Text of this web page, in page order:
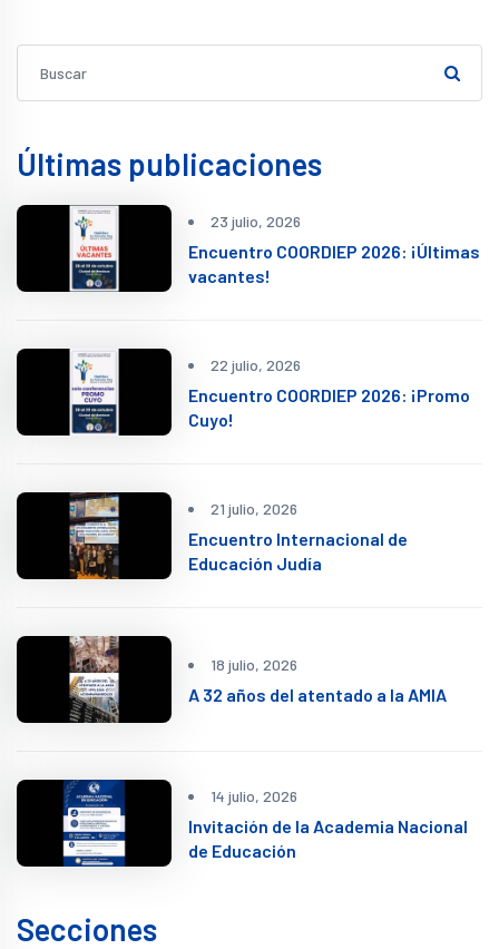
Últimas publicaciones
23 julio, 2026
Encuentro COORDIEP 2026: ¡Últimas
vacantes!
22 julio, 2026
Encuentro COORDIEP 2026: ¡Promo
Cuyo!
21 julio, 2026
Encuentro Internacional de
Educación Judía
18 julio, 2026
A 32 años del atentado a la AMIA
14 julio, 2026
Invitación de la Academia Nacional
de Educación
Secciones